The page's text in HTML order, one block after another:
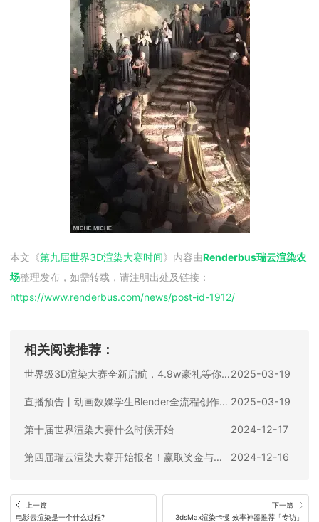
本文《第九届世界3D渲染大赛时间》内容由Renderbus瑞云渲染农
场整理发布，如需转载，请注明出处及链接：
https://www.renderbus.com/news/post-id-1912/
相关阅读推荐：
世界级3D渲染大赛全新启航，4.9w豪礼等你拿!2025-03-19
直播预告丨动画数媒学生Blender全流程创作指南！第三届已经安排~ 2025-03-19
第十届世界渲染大赛什么时候开始 2024-12-17
第四届瑞云渲染大赛开始报名！赢取奖金与奖品、全包渲染费！ 2024-12-16
上一篇
电影云渲染是一个什么过程?
下一篇
3dsMax渲染卡慢 效率神器推荐「专访」